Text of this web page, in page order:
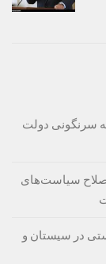
سرنگونی دولت
اصلاح سیاست‌های
در سیستان و